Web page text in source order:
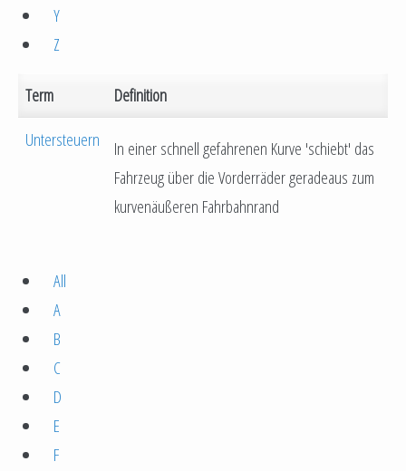
Y
Z
Term
Definition
Untersteuern
In einer schnell gefahrenen Kurve 'schiebt' das
Fahrzeug über die Vorderräder geradeaus zum
kurvenäußeren Fahrbahnrand
All
A
B
C
D
E
F